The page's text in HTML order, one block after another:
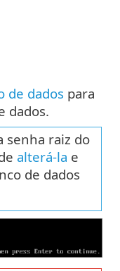
de dados para
dados.
senha raiz do
alterá-la e
de dados